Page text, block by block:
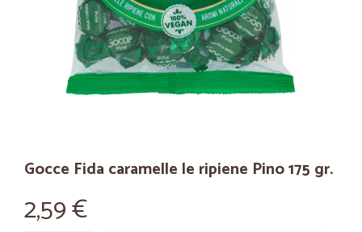
Gocce Fida caramelle le ripiene Pino 175 gr.
2,59 €